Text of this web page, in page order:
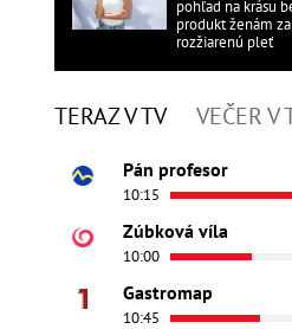
pohľad na krásu
produkt ženám
rozžiarenú pleť
TERAZ V TV VEČER V
Pán profesor
10:15
Zúbková víla
10:00
Gastromap
10:45